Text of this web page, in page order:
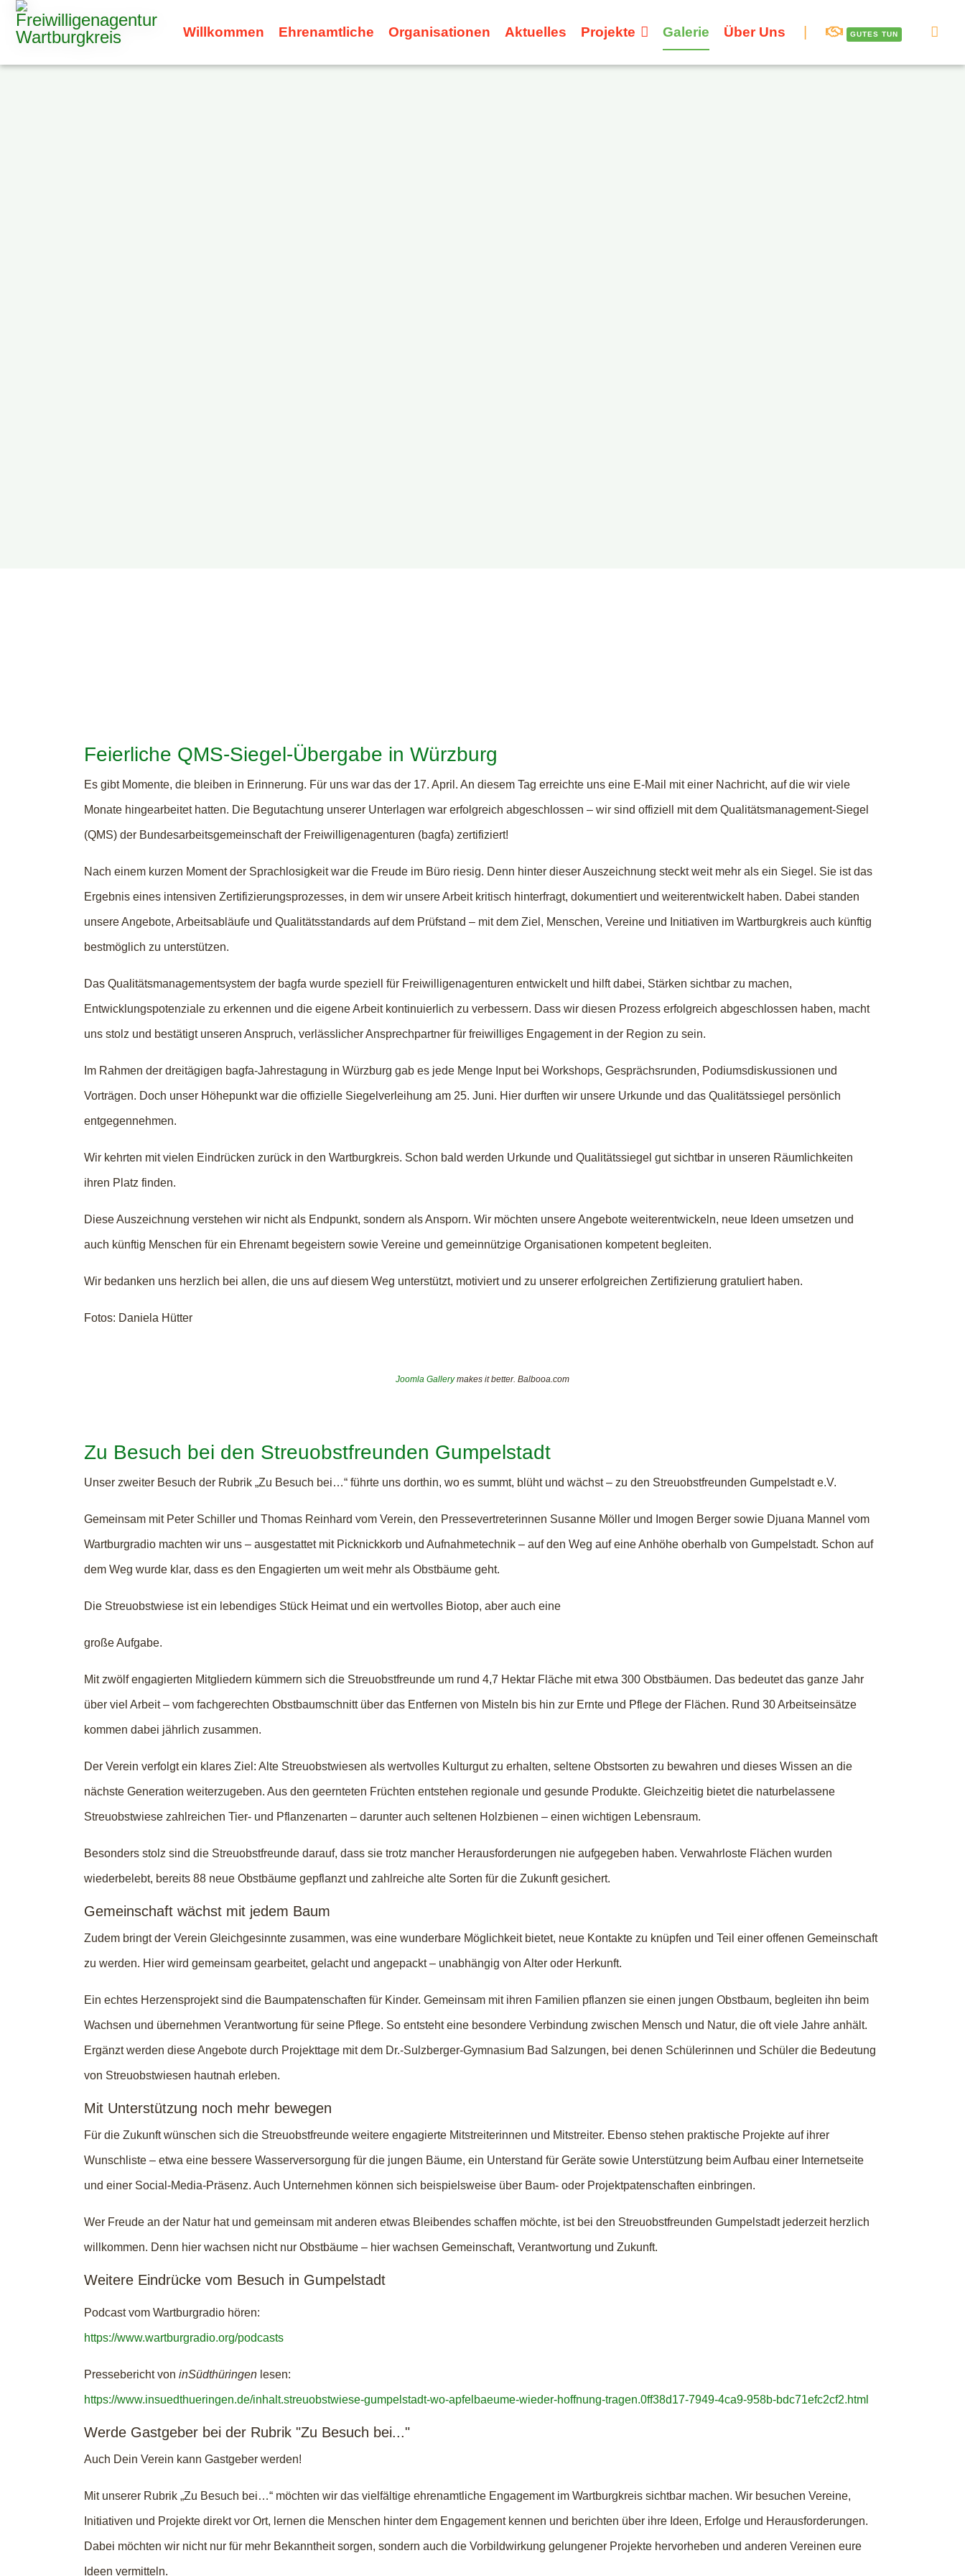
Willkommen Ehrenamtliche Organisationen Aktuelles Projekte Galerie Über Uns GUTES TUN
Feierliche QMS-Siegel-Übergabe in Würzburg
Es gibt Momente, die bleiben in Erinnerung. Für uns war das der 17. April. An diesem Tag erreichte uns eine E-Mail mit einer Nachricht, auf die wir viele
Monate hingearbeitet hatten. Die Begutachtung unserer Unterlagen war erfolgreich abgeschlossen – wir sind offiziell mit dem Qualitätsmanagement-Siegel
(QMS) der Bundesarbeitsgemeinschaft der Freiwilligenagenturen (bagfa) zertifiziert!
Nach einem kurzen Moment der Sprachlosigkeit war die Freude im Büro riesig. Denn hinter dieser Auszeichnung steckt weit mehr als ein Siegel. Sie ist das
Ergebnis eines intensiven Zertifizierungsprozesses, in dem wir unsere Arbeit kritisch hinterfragt, dokumentiert und weiterentwickelt haben. Dabei standen
unsere Angebote, Arbeitsabläufe und Qualitätsstandards auf dem Prüfstand – mit dem Ziel, Menschen, Vereine und Initiativen im Wartburgkreis auch künftig
bestmöglich zu unterstützen.
Das Qualitätsmanagementsystem der bagfa wurde speziell für Freiwilligenagenturen entwickelt und hilft dabei, Stärken sichtbar zu machen,
Entwicklungspotenziale zu erkennen und die eigene Arbeit kontinuierlich zu verbessern. Dass wir diesen Prozess erfolgreich abgeschlossen haben, macht
uns stolz und bestätigt unseren Anspruch, verlässlicher Ansprechpartner für freiwilliges Engagement in der Region zu sein.
Im Rahmen der dreitägigen bagfa-Jahrestagung in Würzburg gab es jede Menge Input bei Workshops, Gesprächsrunden, Podiumsdiskussionen und
Vorträgen. Doch unser Höhepunkt war die offizielle Siegelverleihung am 25. Juni. Hier durften wir unsere Urkunde und das Qualitätssiegel persönlich
entgegennehmen.
Wir kehrten mit vielen Eindrücken zurück in den Wartburgkreis. Schon bald werden Urkunde und Qualitätssiegel gut sichtbar in unseren Räumlichkeiten
ihren Platz finden.
Diese Auszeichnung verstehen wir nicht als Endpunkt, sondern als Ansporn. Wir möchten unsere Angebote weiterentwickeln, neue Ideen umsetzen und
auch künftig Menschen für ein Ehrenamt begeistern sowie Vereine und gemeinnützige Organisationen kompetent begleiten.
Wir bedanken uns herzlich bei allen, die uns auf diesem Weg unterstützt, motiviert und zu unserer erfolgreichen Zertifizierung gratuliert haben.
Fotos: Daniela Hütter
Joomla Gallerymakes it better. Balbooa.com
Zu Besuch bei den Streuobstfreunden Gumpelstadt
Unser zweiter Besuch der Rubrik „Zu Besuch bei…“ führte uns dorthin, wo es summt, blüht und wächst – zu den Streuobstfreunden Gumpelstadt e.V.
Gemeinsam mit Peter Schiller und Thomas Reinhard vom Verein, den Pressevertreterinnen Susanne Möller und Imogen Berger sowie Djuana Mannel vom
Wartburgradio machten wir uns – ausgestattet mit Picknickkorb und Aufnahmetechnik – auf den Weg auf eine Anhöhe oberhalb von Gumpelstadt. Schon auf
dem Weg wurde klar, dass es den Engagierten um weit mehr als Obstbäume geht.
Die Streuobstwiese ist ein lebendiges Stück Heimat und ein wertvolles Biotop, aber auch eine
große Aufgabe.
Mit zwölf engagierten Mitgliedern kümmern sich die Streuobstfreunde um rund 4,7 Hektar Fläche mit etwa 300 Obstbäumen. Das bedeutet das ganze Jahr
über viel Arbeit – vom fachgerechten Obstbaumschnitt über das Entfernen von Misteln bis hin zur Ernte und Pflege der Flächen. Rund 30 Arbeitseinsätze
kommen dabei jährlich zusammen.
Der Verein verfolgt ein klares Ziel: Alte Streuobstwiesen als wertvolles Kulturgut zu erhalten, seltene Obstsorten zu bewahren und dieses Wissen an die
nächste Generation weiterzugeben. Aus den geernteten Früchten entstehen regionale und gesunde Produkte. Gleichzeitig bietet die naturbelassene
Streuobstwiese zahlreichen Tier- und Pflanzenarten – darunter auch seltenen Holzbienen – einen wichtigen Lebensraum.
Besonders stolz sind die Streuobstfreunde darauf, dass sie trotz mancher Herausforderungen nie aufgegeben haben. Verwahrloste Flächen wurden
wiederbelebt, bereits 88 neue Obstbäume gepflanzt und zahlreiche alte Sorten für die Zukunft gesichert.
Gemeinschaft wächst mit jedem Baum
Zudem bringt der Verein Gleichgesinnte zusammen, was eine wunderbare Möglichkeit bietet, neue Kontakte zu knüpfen und Teil einer offenen Gemeinschaft
zu werden. Hier wird gemeinsam gearbeitet, gelacht und angepackt – unabhängig von Alter oder Herkunft.
Ein echtes Herzensprojekt sind die Baumpatenschaften für Kinder. Gemeinsam mit ihren Familien pflanzen sie einen jungen Obstbaum, begleiten ihn beim
Wachsen und übernehmen Verantwortung für seine Pflege. So entsteht eine besondere Verbindung zwischen Mensch und Natur, die oft viele Jahre anhält.
Ergänzt werden diese Angebote durch Projekttage mit dem Dr.-Sulzberger-Gymnasium Bad Salzungen, bei denen Schülerinnen und Schüler die Bedeutung
von Streuobstwiesen hautnah erleben.
Mit Unterstützung noch mehr bewegen
Für die Zukunft wünschen sich die Streuobstfreunde weitere engagierte Mitstreiterinnen und Mitstreiter. Ebenso stehen praktische Projekte auf ihrer
Wunschliste – etwa eine bessere Wasserversorgung für die jungen Bäume, ein Unterstand für Geräte sowie Unterstützung beim Aufbau einer Internetseite
und einer Social-Media-Präsenz. Auch Unternehmen können sich beispielsweise über Baum- oder Projektpatenschaften einbringen.
Wer Freude an der Natur hat und gemeinsam mit anderen etwas Bleibendes schaffen möchte, ist bei den Streuobstfreunden Gumpelstadt jederzeit herzlich
willkommen. Denn hier wachsen nicht nur Obstbäume – hier wachsen Gemeinschaft, Verantwortung und Zukunft.
Weitere Eindrücke vom Besuch in Gumpelstadt
Podcast vom Wartburgradio hören:
https://www.wartburgradio.org/podcasts
Pressebericht von inSüdthüringen lesen:
https://www.insuedthueringen.de/inhalt.streuobstwiese-gumpelstadt-wo-apfelbaeume-wieder-hoffnung-tragen.0ff38d17-7949-4ca9-958b-bdc71efc2cf2.html
Werde Gastgeber bei der Rubrik "Zu Besuch bei..."
Auch Dein Verein kann Gastgeber werden!
Mit unserer Rubrik „Zu Besuch bei…“ möchten wir das vielfältige ehrenamtliche Engagement im Wartburgkreis sichtbar machen. Wir besuchen Vereine,
Initiativen und Projekte direkt vor Ort, lernen die Menschen hinter dem Engagement kennen und berichten über ihre Ideen, Erfolge und Herausforderungen.
Dabei möchten wir nicht nur für mehr Bekanntheit sorgen, sondern auch die Vorbildwirkung gelungener Projekte hervorheben und anderen Vereinen eure
Ideen vermitteln.